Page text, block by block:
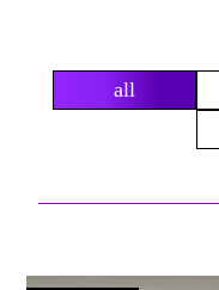
all